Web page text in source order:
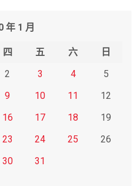
年 1 月
四 五 六
日
2 3 4
5
9 10 11
12
16 17 18
19
23 24 25
26
30
31